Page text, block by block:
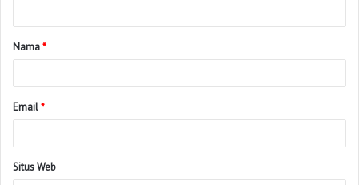
Nama*
Email*
Situs Web